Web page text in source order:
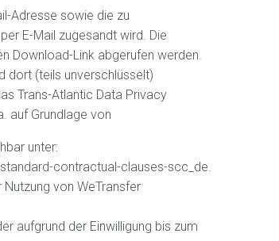
Adresse sowie die zu
E-Mail zugesandt wird. Die
Download-Link abgerufen werden.
dort (teils unverschlüsselt)
Trans-Atlantic Data Privacy
auf Grundlage von
unter:
contractual-clauses-scc_de.
von WeTransfer
aufgrund der Einwilligung bis zum